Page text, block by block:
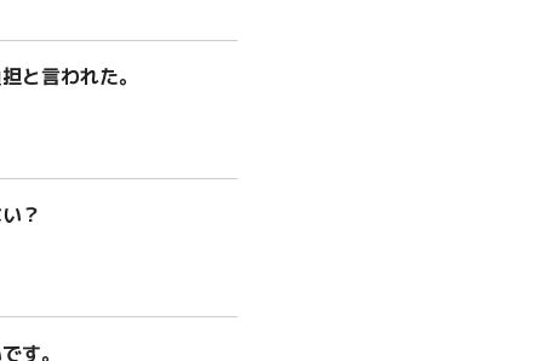
と言われた。
？
す。